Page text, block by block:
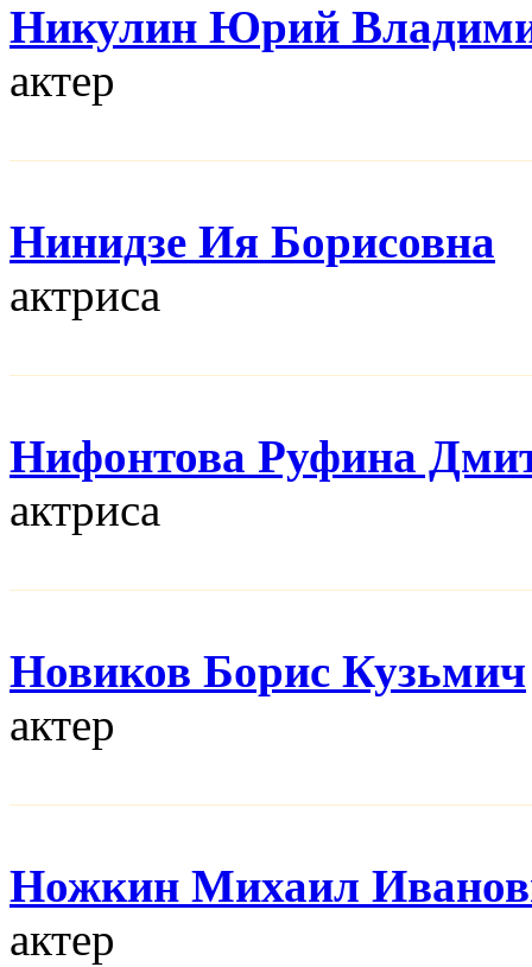
Никулин Юрий
актер
Нинидзе Ия Борисовна
актриса
Нифонтова Руфина
актриса
Новиков Борис Кузьмич
актер
Ножкин Михаил
актер